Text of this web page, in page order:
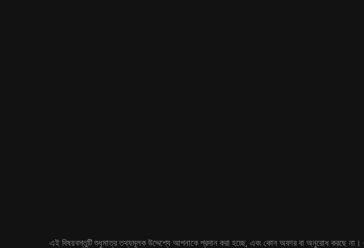
এই বিষয়বস্তুটি শুধুমাত্র তথ্যমূলক উদ্দেশ্যে আপনাকে প্রদান করা হচ্ছে, এবং কোন অফার বা অনুরোধ করছে না।